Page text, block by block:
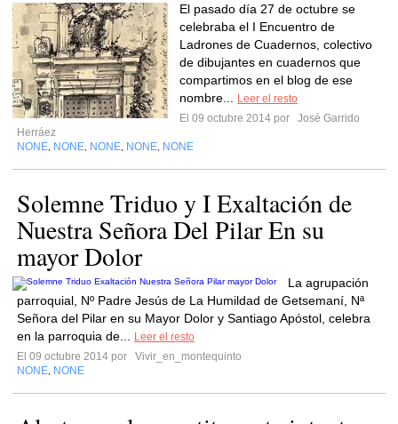
El pasado día 27 de octubre se
celebraba el I Encuentro de
Ladrones de Cuadernos, colectivo
de dibujantes en cuadernos que
compartimos en el blog de ese
nombre...
Leer el resto
El 09 octubre 2014 por
José Garrido
Herráez
NONE NONE NONE NONE NONE
Solemne Triduo y I Exaltación de
Nuestra Señora Del Pilar En su
mayor Dolor
La agrupación
parroquial, Nº Padre Jesús de La Humildad de Getsemaní, Nª
Señora del Pilar en su Mayor Dolor y Santiago Apóstol, celebra
en la parroquia de...
Leer el resto
El 09 octubre 2014 por
Vivir_en_montequinto
NONE NONE